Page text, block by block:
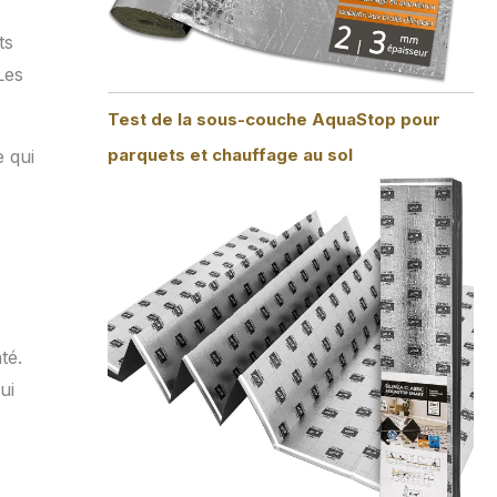
qui
Test de la sous-couche AquaStop pour
parquets et chauffage au sol